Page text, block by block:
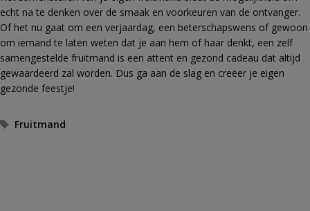
echt na te denken over de smaak en voorkeuren van de ontvanger.
Of het nu gaat om een verjaardag, een beterschapswens of gewoon
om iemand te laten weten dat je aan hem of haar denkt, een zelf
samengestelde fruitmand is een attent en gezond cadeau dat altijd
gewaardeerd zal worden. Dus ga aan de slag en creëer je eigen
gezonde feestje!
Tags
Fruitmand